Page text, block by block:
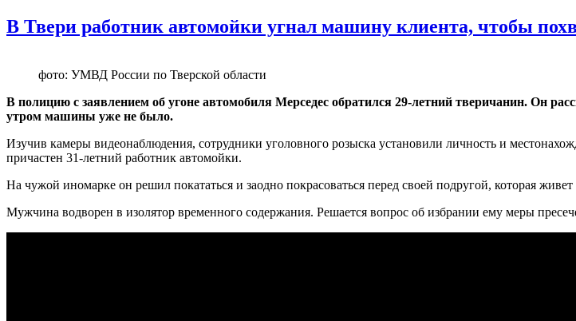
В Твери работник автомойки угнал машину клиента, чтобы
фото: УМВД России по Тверской области
В полицию с заявлением об угоне автомобиля Мерседес обратился 29-летний тверичанин. Он
утром машины уже не было.
Изучив камеры видеонаблюдения, сотрудники уголовного розыска установили личность и
причастен 31-летний работник автомойки.
На чужой иномарке он решил покататься и заодно покрасоваться перед своей подругой, которая
Мужчина водворен в изолятор временного содержания. Решается вопрос об избрании ему меры